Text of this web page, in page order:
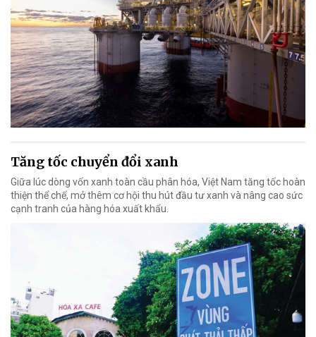
Tăng tốc chuyển đổi xanh
Giữa lúc dòng vốn xanh toàn cầu phân hóa, Việt Nam tăng tốc hoàn
thiện thể chế, mở thêm cơ hội thu hút đầu tư xanh và nâng cao sức
cạnh tranh của hàng hóa xuất khẩu.